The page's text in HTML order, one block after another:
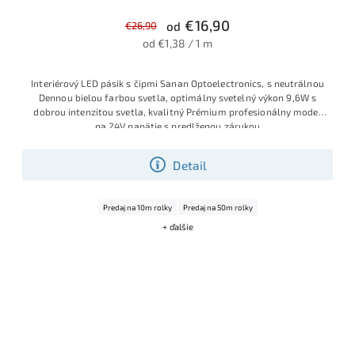
€26,90 od €16,90
od €1,38 / 1 m
Detail
Interiérový LED pásik s čipmi Sanan Optoelectronics, s neutrálnou
Dennou bielou farbou svetla, optimálny svetelný výkon 9,6W s
dobrou intenzitou svetla, kvalitný Prémium profesionálny model
na 24V napätie s predlženou zárukou
Predaj na 10m rolky Predaj na 50m rolky
+ ďalšie